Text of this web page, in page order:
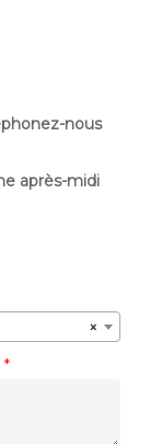
nous
après-midi
×
*